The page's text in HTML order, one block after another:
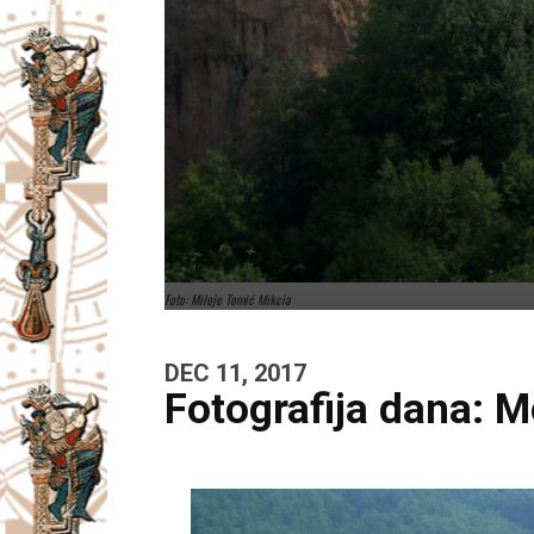
Foto: Miloje Tomić Mikcia
DEC 11, 2017
Fotografija dana: